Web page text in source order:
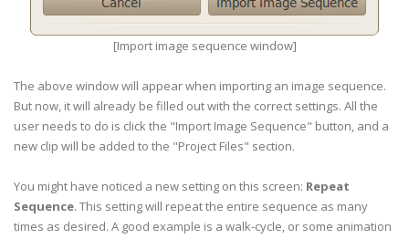
[Import image sequence window]
The above window will appear when importing an image sequence.
But now, it will already be filled out with the correct settings. All the
user needs to do is click the "Import Image Sequence" button, and a
new clip will be added to the "Project Files" section.
You might have noticed a new setting on this screen: Repeat
Sequence. This setting will repeat the entire sequence as many
times as desired. A good example is a walk-cycle, or some animation